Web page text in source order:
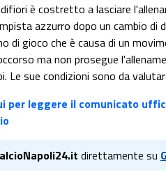
è costretto a lasciare
azzurro dopo un cambio
di gioco che è causa di un
ma non prosegue
Le sue condizioni sono da
per leggere il comunicato
direttamente su